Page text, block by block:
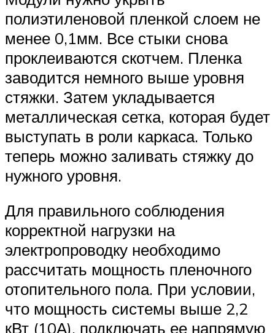
полиэтиленовой пленкой слоем не
менее 0,1мм. Все стыки снова
проклеиваются скотчем. Пленка
заводится немного выше уровня
стяжки. Затем укладывается
металлическая сетка, которая будет
выступать в роли каркаса. Только
теперь можно заливать стяжку до
нужного уровня.
Для правильного соблюдения
корректной нагрузки на
электропроводку необходимо
рассчитать мощность пленочного
отопительного пола. При условии,
что мощность системы выше 2,2
кВт (10А), подключать ее напрямую